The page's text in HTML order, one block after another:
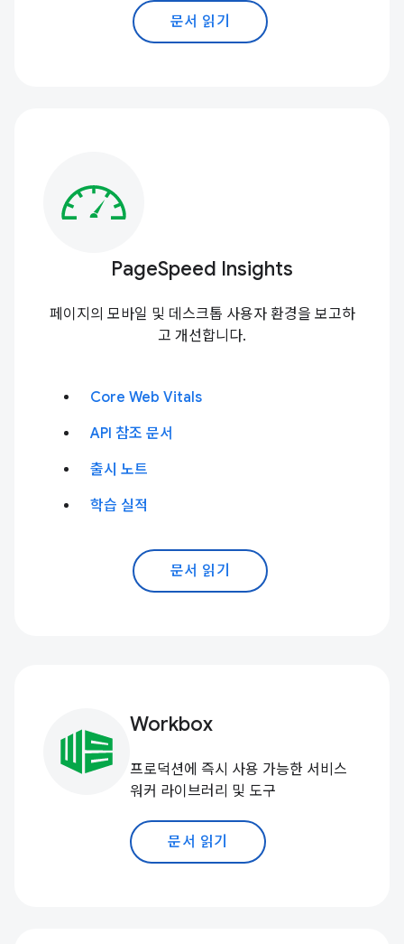
문서 읽기
PageSpeed Insights
페이지의 모바일 및 데스크톱 사용자 환경을 보고하
고 개선합니다.
Core Web Vitals
API 참조 문서
출시 노트
학습 실적
문서 읽기
Workbox
프로덕션에 즉시 사용 가능한 서비스
워커 라이브러리 및 도구
문서 읽기